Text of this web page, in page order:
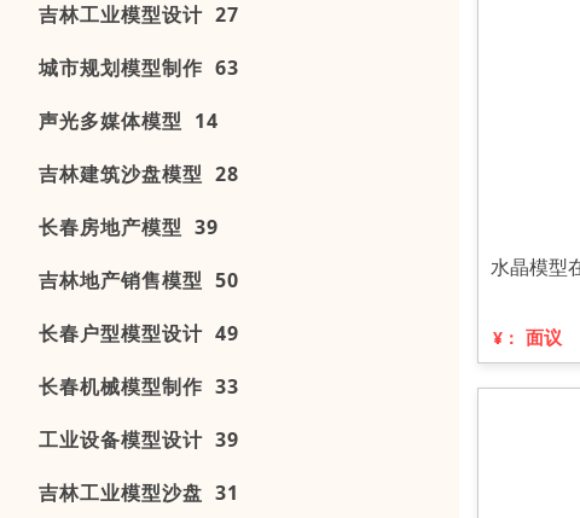
吉林工业模型设计 27
城市规划模型制作 63
声光多媒体模型 14
吉林建筑沙盘模型 28
长春房地产模型 39
吉林地产销售模型 50
长春户型模型设计 49
长春机械模型制作 33
工业设备模型设计 39
吉林工业模型沙盘 31
水晶模型
¥： 面议